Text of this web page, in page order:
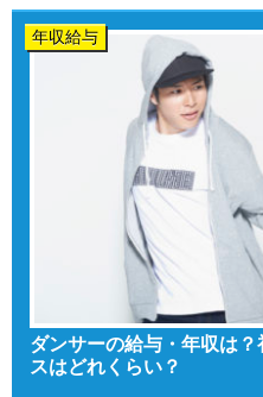
年収給与
ダンサーの給与・年収は
スはどれくらい？